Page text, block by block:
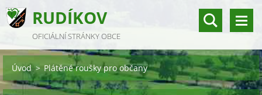
RUDÍKOV
OFICIÁLNÍ STRÁNKY OBCE
Úvod > Plátěné roušky pro občany